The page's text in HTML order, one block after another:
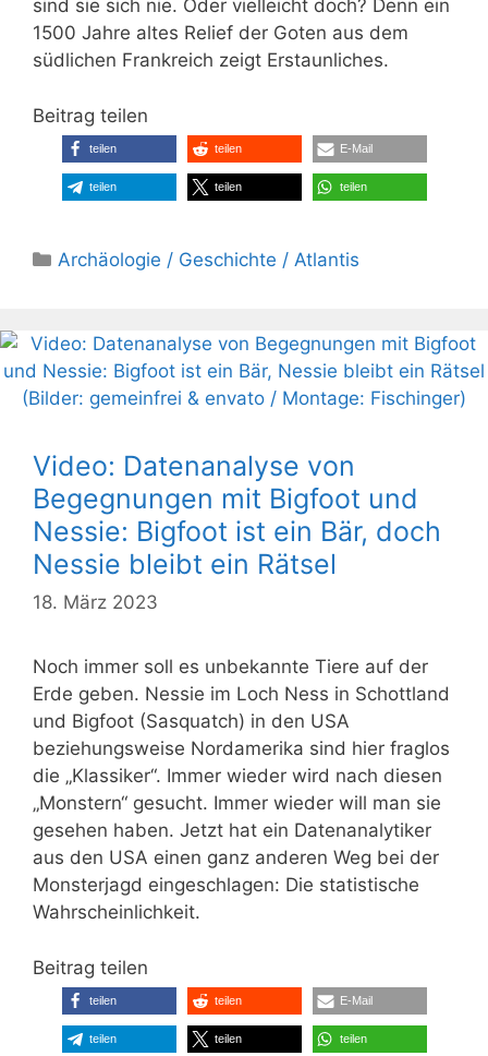
sind sie sich nie. Oder vielleicht doch? Denn ein
1500 Jahre altes Relief der Goten aus dem
südlichen Frankreich zeigt Erstaunliches.
Beitrag teilen
teilen teilen E-Mail
teilen teilen teilen
Kategorien
Archäologie / Geschichte / Atlantis
Video: Datenanalyse von
Begegnungen mit Bigfoot und
Nessie: Bigfoot ist ein Bär, doch
Nessie bleibt ein Rätsel
18. März 2023
Noch immer soll es unbekannte Tiere auf der
Erde geben. Nessie im Loch Ness in Schottland
und Bigfoot (Sasquatch) in den USA
beziehungsweise Nordamerika sind hier fraglos
die „Klassiker“. Immer wieder wird nach diesen
„Monstern“ gesucht. Immer wieder will man sie
gesehen haben. Jetzt hat ein Datenanalytiker
aus den USA einen ganz anderen Weg bei der
Monsterjagd eingeschlagen: Die statistische
Wahrscheinlichkeit.
Beitrag teilen
teilen teilen E-Mail
teilen teilen teilen